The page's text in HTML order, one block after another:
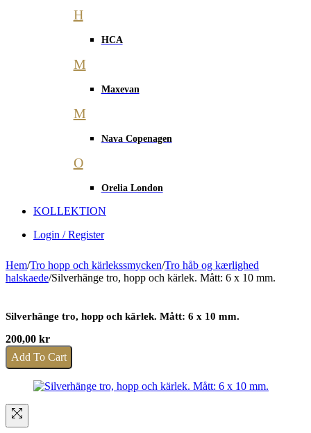
H
HCA
M
Maxevan
M
Nava Copenagen
O
Orelia London
KOLLEKTION
Login / Register
Hem/Tro hopp och kärlekssmycken/Tro håb og kærlighed
halskaede/Silverhänge tro, hopp och kärlek. Mått: 6 x 10 mm.
Silverhänge tro, hopp och kärlek. Mått: 6 x 10 mm.
200,00 kr
Add To Cart